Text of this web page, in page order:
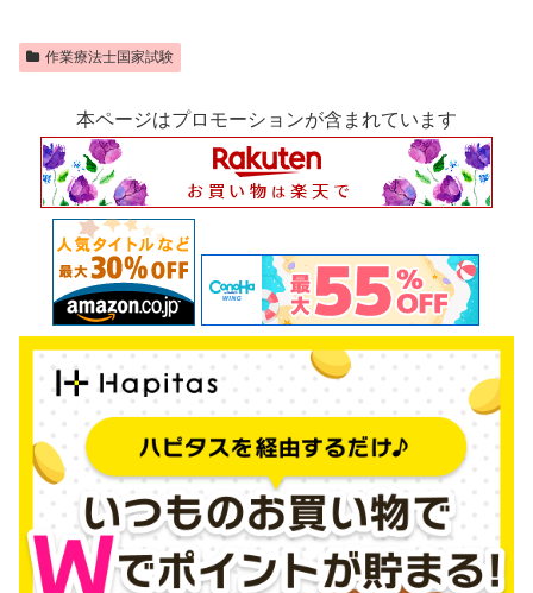
作業療法士国家試験
本ページはプロモーションが含まれています